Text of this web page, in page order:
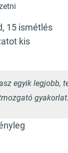
15 ismétlés
kis
egyik legjobb,